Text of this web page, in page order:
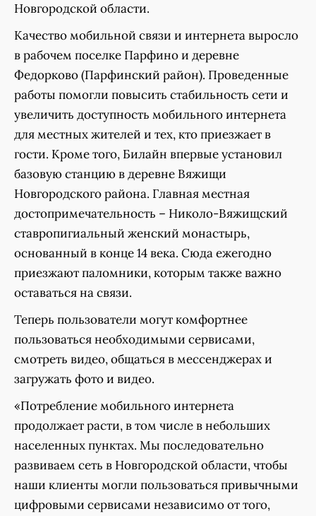
Новгородской области.
Качество мобильной связи и интернета выросло
в рабочем поселке Парфино и деревне
Федорково (Парфинский район). Проведенные
работы помогли повысить стабильность сети и
увеличить доступность мобильного интернета
для местных жителей и тех, кто приезжает в
гости. Кроме того, Билайн впервые установил
базовую станцию в деревне Вяжищи
Новгородского района. Главная местная
достопримечательность – Николо-Вяжищский
ставропигиальный женский монастырь,
основанный в конце 14 века. Сюда ежегодно
приезжают паломники, которым также важно
оставаться на связи.
Теперь пользователи могут комфортнее
пользоваться необходимыми сервисами,
смотреть видео, общаться в мессенджерах и
загружать фото и видео.
«Потребление мобильного интернета
продолжает расти, в том числе в небольших
населенных пунктах. Мы последовательно
развиваем сеть в Новгородской области, чтобы
наши клиенты могли пользоваться привычными
цифровыми сервисами независимо от того,